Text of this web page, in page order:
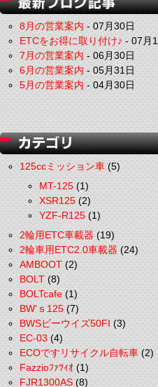
8月の営業案内-07月30日
ETCをお得に取り付け♪-07月
7月の営業案内-06月30日
6月の営業案内-05月31日
5月の営業案内-04月30日
125ccミッション車(5)
MT-125(1)
XSR125(2)
YZF-R125(1)
2輪用ETC車載器(19)
2輪車用ETC2.0車載器(24)
AMBOOT(2)
BOLT(8)
BOLTcafe(1)
BW'ｓ125(7)
BWSビーウイズ50FI(3)
EC-03(4)
ECOですリサイクル自転車(2)
Fazzioﾌｧﾂｨｵ(1)
FJR1300AS(8)